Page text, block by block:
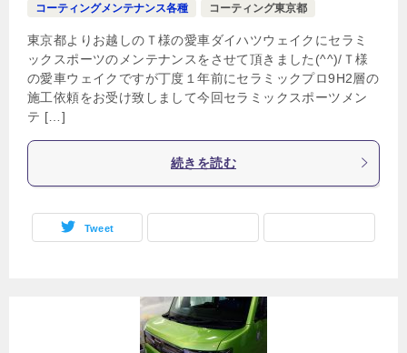
コーティングメンテナンス各種
コーティング東京都
東京都よりお越しのＴ様の愛車ダイハツウェイクにセラミ
ックスポーツのメンテナンスをさせて頂きました(^^)/Ｔ様
の愛車ウェイクですが丁度１年前にセラミックプロ9H2層の
施工依頼をお受け致しまして今回セラミックスポーツメン
テ […]
続きを読む
Tweet